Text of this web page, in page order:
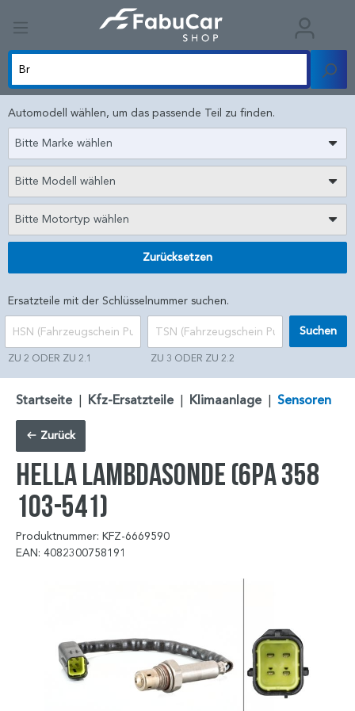
Automodell wählen, um das passende Teil zu finden.
Bitte Marke wählen
Bitte Modell wählen
Bitte Motortyp wählen
Zurücksetzen
Ersatzteile mit der Schlüsselnummer suchen.
ZU 2 ODER ZU 2.1 ZU 3 ODER ZU 2.2
Suchen
Startseite | Kfz-Ersatzteile | Klimaanlage | Sensoren
Zurück
HELLA Lambdasonde (6PA 358
103-541)
Produktnummer: KFZ-6669590
EAN: 4082300758191